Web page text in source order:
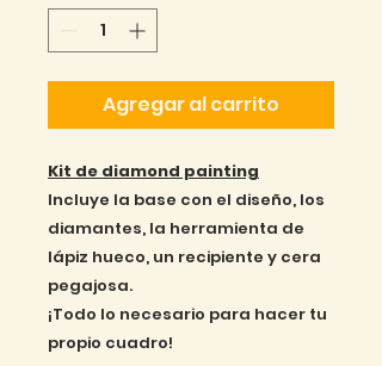
Agregar al carrito
Kit de diamond painting
Incluye la base con el diseño, los
diamantes, la herramienta de
lápiz hueco, un recipiente y cera
pegajosa.
¡Todo lo necesario para hacer tu
propio cuadro!